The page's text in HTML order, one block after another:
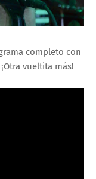
completo con
vueltita más!